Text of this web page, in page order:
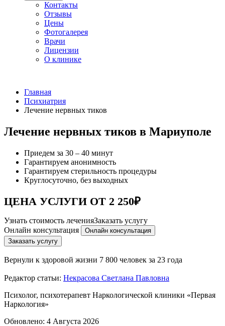
Контакты
Отзывы
Цены
Фотогалерея
Врачи
Лицензии
О клинике
Главная
Психиатрия
Лечение нервных тиков
Лечение нервных тиков в Мариуполе
Приедем за 30 – 40 минут
Гарантируем анонимность
Гарантируем стерильность процедуры
Круглосуточно, без выходных
ЦЕНА УСЛУГИ ОТ 2 250₽
Узнать стоимость леченияЗаказать услугу
Онлайн консультация
Онлайн консультация
Заказать услугу
Вернули к здоровой жизни 7 800 человек за 23 года
Редактор статьи: Некрасова Светлана Павловна
Психолог, психотерапевт Наркологической клиники «Первая
Наркология»
Обновлено: 4 Августа 2026